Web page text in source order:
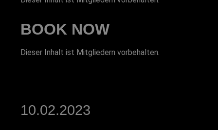
BOOK NOW
Dieser Inhalt ist Mitgliedern vorbehalten.
10.02.2023